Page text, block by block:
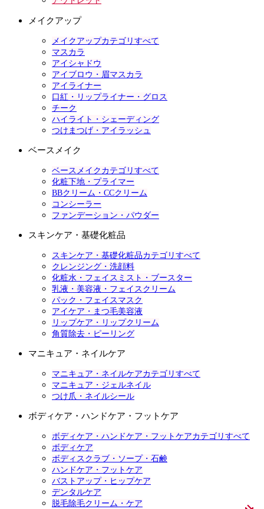
メイクアップ
メイクアップカテゴリすべて
マスカラ
アイシャドウ
アイブロウ・眉マスカラ
アイライナー
口紅・リップライナー・グロス
チーク
ハイライト・シェーディング
つけまつげ・アイラッシュ
ベースメイク
ベースメイクカテゴリすべて
化粧下地・プライマー
BBクリーム・CCクリーム
コンシーラー
ファンデーション・パウダー
スキンケア・基礎化粧品
スキンケア・基礎化粧品カテゴリすべて
クレンジング・洗顔料
化粧水・フェイスミスト・ブースター
乳液・美容液・フェイスクリーム
パック・フェイスマスク
アイケア・まつ毛美容液
リップケア・リップクリーム
角質除去・ピーリング
マニキュア・ネイルケア
マニキュア・ネイルケアカテゴリすべて
マニキュア・ジェルネイル
つけ爪・ネイルシール
ボディケア・ハンドケア・フットケア
ボディケア・ハンドケア・フットケアカテゴリすべて
ボディケア
ボディスクラブ・ソープ・石鹸
ハンドケア・フットケア
バストアップ・ヒップケア
デンタルケア
脱毛除毛クリーム・ケア